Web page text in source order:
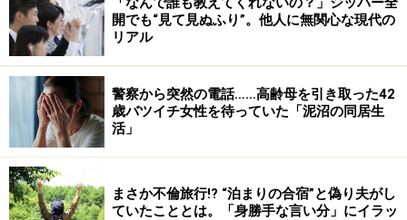
ですら、「こうやって成長していくんだなと思うと、愛
おしくてたまらなかった」というから、ミカコさんは、
愛されなかった反動で、子どもへの愛情があふれ過ぎて
いたのかもしれない。
ママ友、職場での人間関係がつらい
家庭内では「のびのびと自分を出すことができた」が、
子どもたちが大きくなって保育園に預けたり、ママ友と
開でも“見て見ぬふり”。他人に無関心な現代の
リアル
警察から突然の電話……高齢母を引き取った42
歳バツイチ女性を待っていた「泥沼の同居生
活」
まさか不倫旅行!? “泊まりの合宿”と偽り夫がし
ていたこととは。「身勝手な言い分」にイラッ